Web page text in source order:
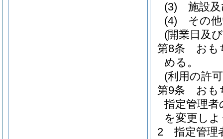
(3)
施設
(4)
その
(開業日及
第8条
おも
める。
(利用の許
第9条
おも
指定管理
を変更し
2
指定管理